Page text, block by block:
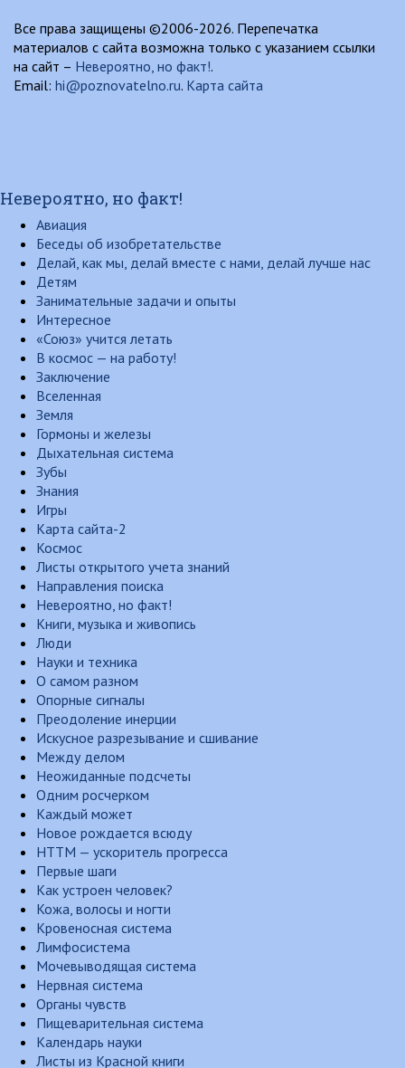
Все права защищены ©2006-2026. Перепечатка
материалов с сайта возможна только с указанием ссылки
на сайт – Невероятно, но факт!.
Email: hi@poznovatelno.ru. Карта сайта
Невероятно, но факт!
Авиация
Беседы об изобретательстве
Делай, как мы, делай вместе с нами, делай лучше нас
Детям
Занимательные задачи и опыты
Интересное
«Союз» учится летать
В космос — на работу!
Заключение
Вселенная
Земля
Гормоны и железы
Дыхательная система
Зубы
Знания
Игры
Карта сайта-2
Космос
Листы открытого учета знаний
Направления поиска
Невероятно, но факт!
Книги, музыка и живопись
Люди
Науки и техника
О самом разном
Опорные сигналы
Преодоление инерции
Искусное разрезывание и сшивание
Между делом
Неожиданные подсчеты
Одним росчерком
Каждый может
Новое рождается всюду
НТТМ — ускоритель прогресса
Первые шаги
Как устроен человек?
Кожа, волосы и ногти
Кровеносная система
Лимфосистема
Мочевыводящая система
Нервная система
Органы чувств
Пищеварительная система
Календарь науки
Листы из Красной книги